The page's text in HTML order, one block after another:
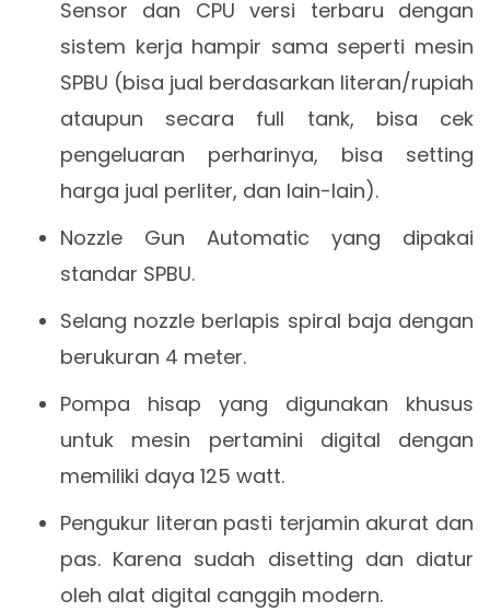
Sensor dan CPU versi terbaru dengan
sistem kerja hampir sama seperti mesin
SPBU (bisa jual berdasarkan literan/rupiah
ataupun secara full tank, bisa cek
pengeluaran perharinya, bisa setting
harga jual perliter, dan lain-lain).
Nozzle Gun Automatic yang dipakai
standar SPBU.
Selang nozzle berlapis spiral baja dengan
berukuran 4 meter.
Pompa hisap yang digunakan khusus
untuk mesin pertamini digital dengan
memiliki daya 125 watt.
Pengukur literan pasti terjamin akurat dan
pas. Karena sudah disetting dan diatur
oleh alat digital canggih modern.